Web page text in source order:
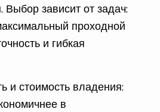
зависит от задач:
проходной
и гибкая
и стоимость владения:
в